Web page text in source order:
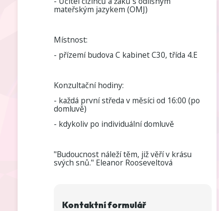
mateřským jazykem (OMJ)
Místnost:
- přízemí budova C kabinet C30, třída 4.E
Konzultační hodiny:
- každá první středa v měsíci od 16:00 (po
domluvě)
- kdykoliv po individuální domluvě
"Budoucnost náleží těm, již věří v krásu
svých snů." Eleanor Rooseveltová
Kontaktní formulář